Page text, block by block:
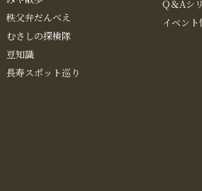
秩父弁だんべえ
むさしの探検隊
豆知識
長寿スポット巡り
Q＆Aシ
イベン